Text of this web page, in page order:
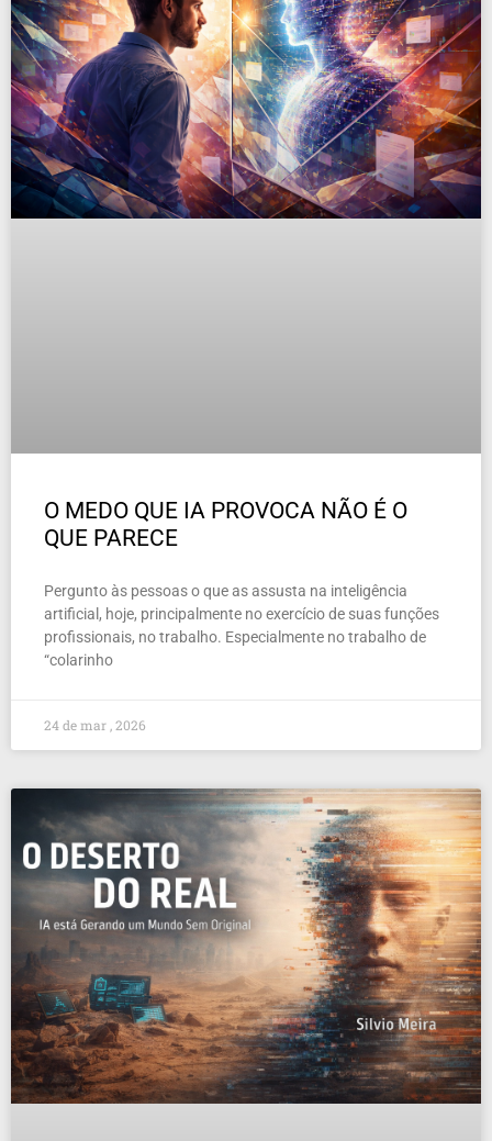
O MEDO QUE IA PROVOCA NÃO É O
QUE PARECE
Pergunto às pessoas o que as assusta na inteligência
artificial, hoje, principalmente no exercício de suas funções
profissionais, no trabalho. Especialmente no trabalho de
“colarinho
24 de mar , 2026